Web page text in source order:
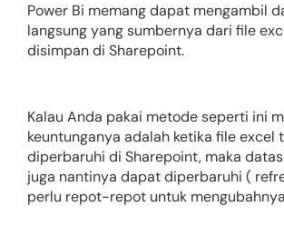
Power Bi memang dapat mengambil
langsung yang sumbernya dari file
disimpan di Sharepoint.
Kalau Anda pakai metode seperti ini
keuntunganya adalah ketika file excel
diperbaruhi di Sharepoint, maka
juga nantinya dapat diperbaruhi (
perlu repot-repot untuk